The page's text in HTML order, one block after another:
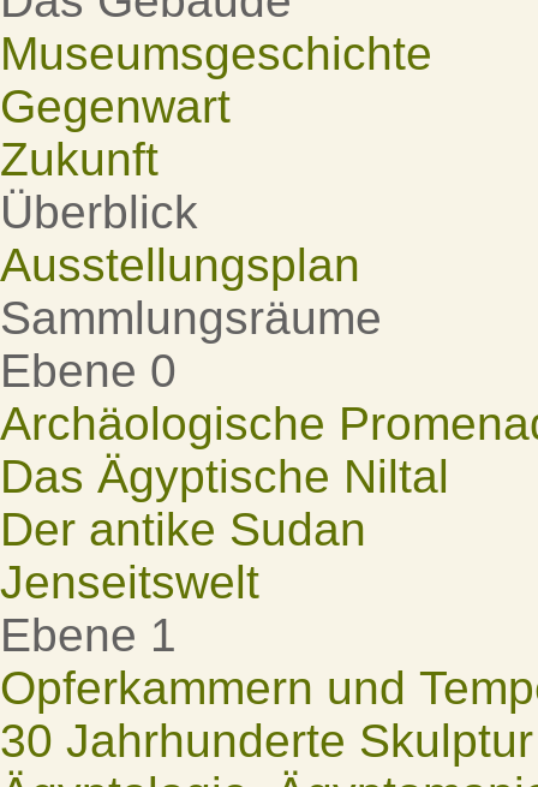
Museumsgeschichte
Gegenwart
Zukunft
Überblick
Ausstellungsplan
Sammlungsräume
Ebene 0
Archäologische
Das Ägyptische Niltal
Der antike Sudan
Jenseitswelt
Ebene 1
Opferkammern und
30 Jahrhunderte Skulptur